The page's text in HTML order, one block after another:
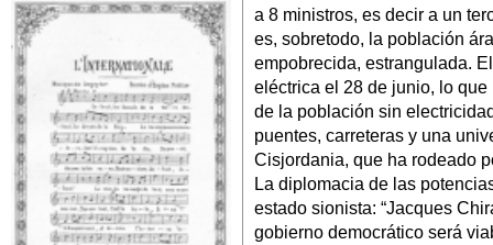
a 8 ministros, es decir a un
es, sobretodo, la población
empobrecida, estrangulada.
eléctrica el 28 de junio, lo
de la población sin
puentes, carreteras y una
Cisjordania, que ha rodeado
La diplomacia de las
estado sionista: “Jacques
gobierno democrático será